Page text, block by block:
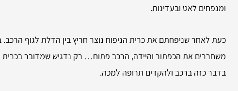
ומנפחים לאט ובעדינות.
כעת לאחר שניפחתם את כרית הניפוח נוצר חריץ בין הדלת לגוף
משחררים את הכפתור והיידה, הרכב פתוח… רק נדגיש שמדובר בכרית
בדבר כזה ברכב ולהקדים תרופה למכה.